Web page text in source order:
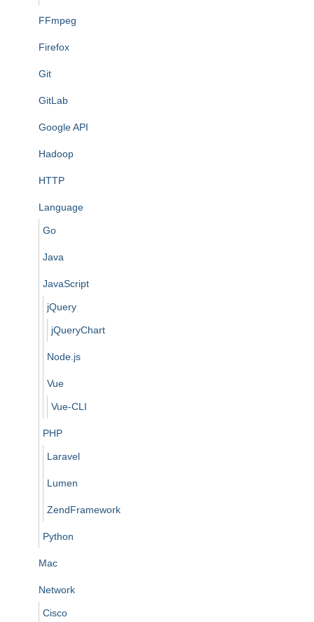
FFmpeg
Firefox
Git
GitLab
Google API
Hadoop
HTTP
Language
Go
Java
JavaScript
jQuery
jQueryChart
Node.js
Vue
Vue-CLI
PHP
Laravel
Lumen
ZendFramework
Python
Mac
Network
Cisco